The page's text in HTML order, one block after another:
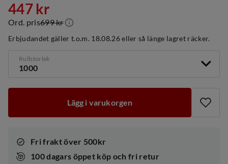
discounted
price
447 kr
original
price
Ord. pris699 kr
Erbjudandet gäller t.o.m. 18.08.26 eller så länge lagret räcker.
Rullstorlek
1000
Lägg i varukorgen
Fri frakt över 500kr
100 dagars öppet köp och fri retur